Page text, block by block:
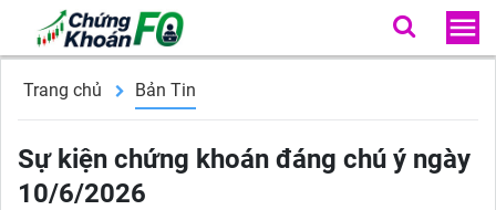
Trang chủ Bản Tin
Sự kiện chứng khoán đáng chú ý ngày
10/6/2026